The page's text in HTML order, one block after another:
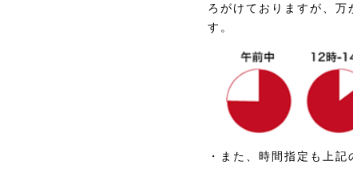
ろがけておりますが、万
す。
・また、時間指定も上記